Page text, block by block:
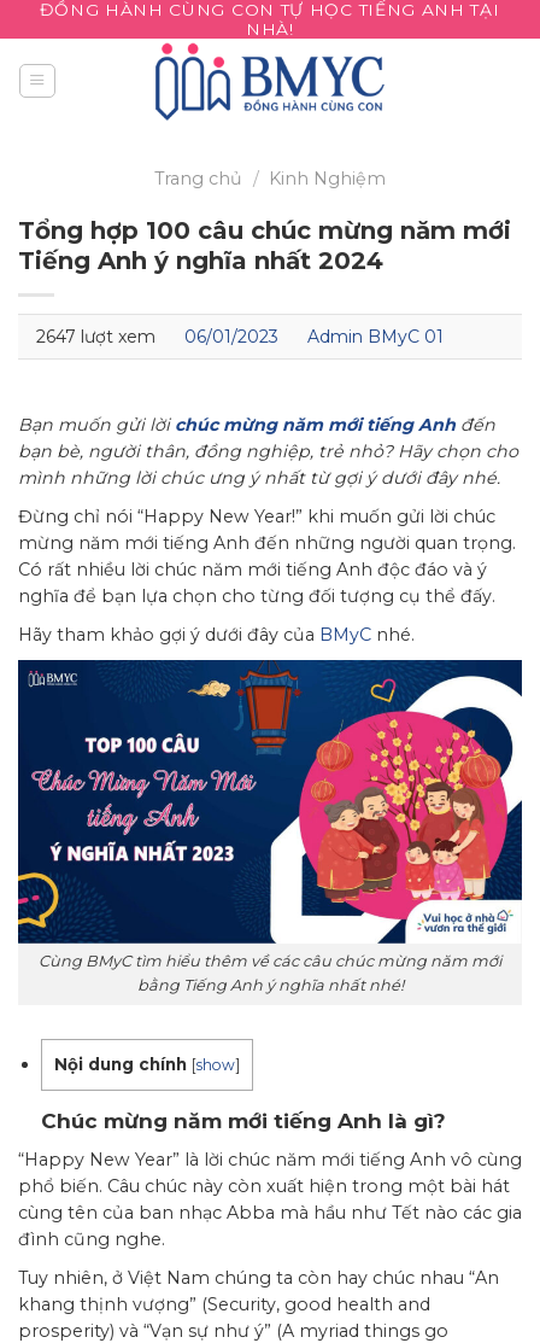
to
content
ĐỒNG HÀNH CÙNG CON TỰ HỌC TIẾNG ANH TẠI
NHÀ!
Trang chủ / Kinh Nghiệm
Tổng hợp 100 câu chúc mừng năm mới
Tiếng Anh ý nghĩa nhất 2024
2647 lượt xem 06/01/2023 Admin BMyC 01
Bạn muốn gửi lời chúc mừng năm mới tiếng Anh đến
bạn bè, người thân, đồng nghiệp, trẻ nhỏ? Hãy chọn cho
mình những lời chúc ưng ý nhất từ gợi ý dưới đây nhé.
Đừng chỉ nói “Happy New Year!” khi muốn gửi lời chúc
mừng năm mới tiếng Anh đến những người quan trọng.
Có rất nhiều lời chúc năm mới tiếng Anh độc đáo và ý
nghĩa để bạn lựa chọn cho từng đối tượng cụ thể đấy.
Hãy tham khảo gợi ý dưới đây của BMyC nhé.
Cùng BMyC tìm hiểu thêm về các câu chúc mừng năm mới
bằng Tiếng Anh ý nghĩa nhất nhé!
Nội dung chính [show]
Chúc mừng năm mới tiếng Anh là gì?
“Happy New Year” là lời chúc năm mới tiếng Anh vô cùng
phổ biến. Câu chúc này còn xuất hiện trong một bài hát
cùng tên của ban nhạc Abba mà hầu như Tết nào các gia
đình cũng nghe.
Tuy nhiên, ở Việt Nam chúng ta còn hay chúc nhau “An
khang thịnh vượng” (Security, good health and
prosperity) và “Vạn sự như ý” (A myriad things go